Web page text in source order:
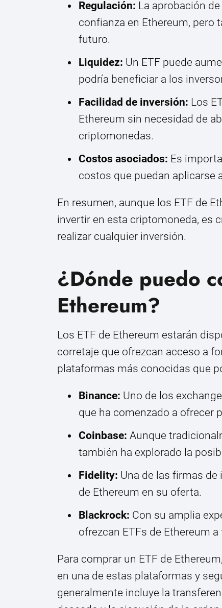
Regulación: La aprobación
confianza en Ethereum, pero
futuro.
Liquidez: Un ETF puede
podría beneficiar a los
Facilidad de inversión: Los
Ethereum sin necesidad de
criptomonedas.
Costos asociados: Es
costos que puedan aplicarse
En resumen, aunque los ETF de
invertir en esta criptomoneda, es
realizar cualquier inversión.
¿Dónde puedo
Ethereum?
Los ETF de Ethereum estarán
corretaje que ofrezcan acceso a
plataformas más conocidas que
Binance: Uno de los
que ha comenzado a ofrecer
Coinbase: Aunque
también ha explorado la
Fidelity: Una de las firmas
de Ethereum en su oferta.
Blackrock: Con su amplia
ofrezcan ETFs de Ethereum
Para comprar un ETF de
en una de estas plataformas y
generalmente incluye la